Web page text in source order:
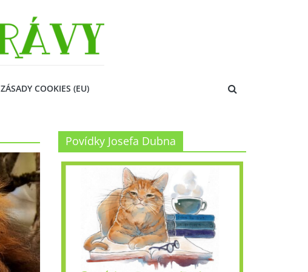
ZÁSADY COOKIES (EU)
Povídky Josefa Dubna